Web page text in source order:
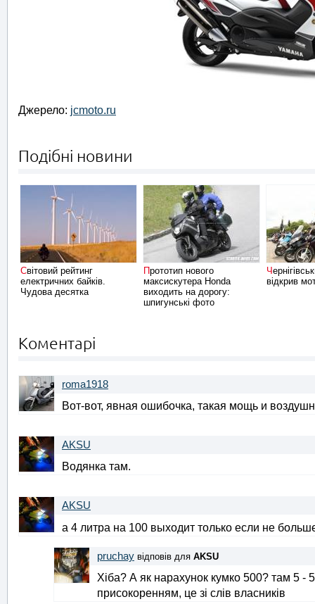
Джерело: jcmoto.ru
Подібні новини
Світовий рейтинг
електричних байків.
Чудова десятка
Прототип нового
максискутера Honda
виходить на дорогу:
шпигунські фото
Чернігівський Скутер Клуб
відкрив
Коментарі
roma1918
Вот-вот, явная ошибочка, такая мощь и
AKSU
Водянка там.
AKSU
а 4 литра на 100 выходит только если не
pruchay відповів для AKSU
Хіба? А як нарахунок кумко 500? там 5 -
присокоренням, це зі слів власників